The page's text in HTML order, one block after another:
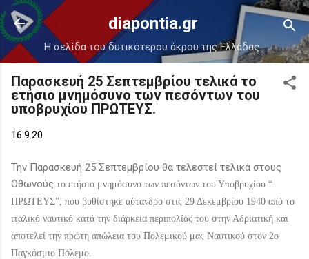
Μετάβαση στο κύριο περιεχόμενο
diapontia.gr
Η σελίδα του δυτικότερου άκρου της Ελλάδας.
Παρασκευή 25 Σεπτεμβρίου τελικά το
ετήσιο μνημόσυνο των πεσόντων του
υποβρυχίου ΠΡΩΤΕΥΣ.
16.9.20
Την Παρασκευή 25 Σεπτεμβρίου θα τελεστεί τελικά στους
Οθωνούς το ετήσιο μνημόσυνο των πεσόντων του Υποβρυχίου “
ΠΡΩΤΕΥΣ”, που βυθίστηκε αύτανδρο στις 29 Δεκεμβρίου 1940 από το
ιταλικό ναυτικό κατά την διάρκεια περιπολίας του στην Αδριατική και
αποτελεί την πρώτη απώλεια του Πολεμικού μας Ναυτικού στον 2ο
Παγκόσμιο Πόλεμο.